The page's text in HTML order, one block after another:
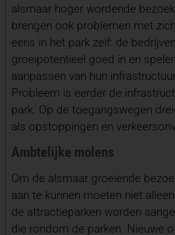
alsmaar hoger wordende
brengen ook problemen met
eens in het park zelf: de
groeipotentieel goed in en
aanpassen van hun
Probleem is eerder de
park. Op de toegangswegen
als opstoppingen en
Ambtelijke molens
Om de alsmaar groeiende
aan te kunnen moeten niet
de attractieparken worden
die rondom de parken. Nieuwe